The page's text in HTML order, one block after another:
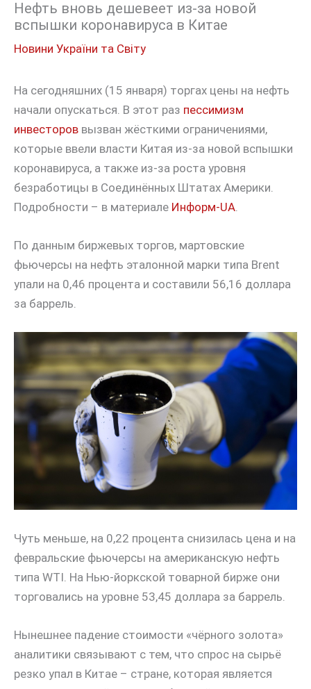
Нефть вновь дешевеет из-за новой
вспышки коронавируса в Китае
Новини України та Світу
На сегодняшних (15 января) торгах цены на нефть
начали опускаться. В этот раз пессимизм
инвесторов вызван жёсткими ограничениями,
которые ввели власти Китая из-за новой вспышки
коронавируса, а также из-за роста уровня
безработицы в Соединённых Штатах Америки.
Подробности – в материале Информ-UA
По данным биржевых торгов, мартовские
фьючерсы на нефть эталонной марки типа Brent
упали на 0,46 процента и составили 56,16 доллара
за баррель.
Чуть меньше, на 0,22 процента снизилась цена и на
февральские фьючерсы на американскую нефть
типа WTI. На Нью-йоркской товарной бирже они
торговались на уровне 53,45 доллара за баррель.
Нынешнее падение стоимости «чёрного золота»
аналитики связывают с тем, что спрос на сырьё
резко упал в Китае – стране, которая является